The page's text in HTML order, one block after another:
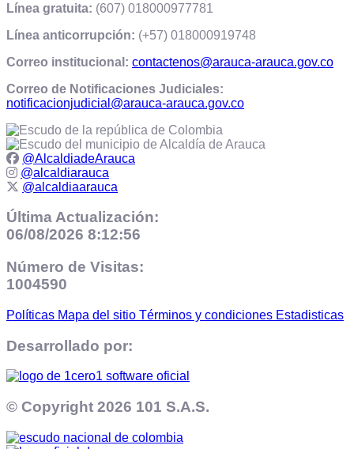
Línea gratuita: (607) 018000977781
Línea anticorrupción: (+57) 018000919748
Correo institucional: contactenos@arauca-arauca.gov.co
Correo de Notificaciones Judiciales:
notificacionjudicial@arauca-arauca.gov.co
@AlcaldiadeArauca
@alcaldiarauca
@alcaldiaarauca
Última Actualización:
06/08/2026 8:12:56
Número de Visitas:
1004590
Políticas Mapa del sitio Términos y condiciones Estadisticas
Desarrollado por:
© Copyright 2026 101 S.A.S.